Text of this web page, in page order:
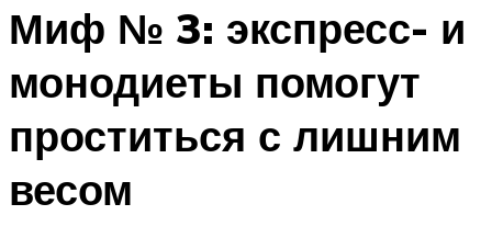
Миф № 3: экспресс- и
монодиеты помогут
проститься с лишним
весом